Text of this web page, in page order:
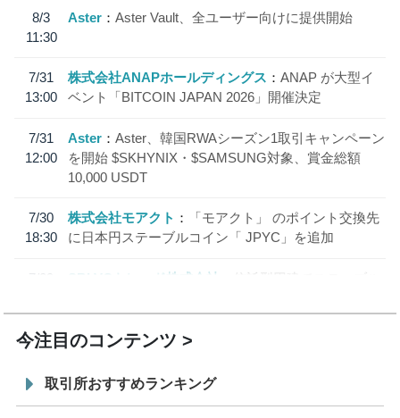
8/3
11:30
Aster Aster Vault、全ユーザー向けに提供開始
7/31
13:00
株式会社ANAPホールディングス
ANAP が大型イ
ベント「BITCOIN JAPAN 2026」開催決定
7/31
12:00
Aster
Aster、韓国RWAシーズン1取引キャンペーン
を開始 $SKHYNIX・$SAMSUNG対象、賞金総額
10,000 USDT
7/30
18:30
株式会社モアクト
「モアクト」 のポイント交換先
に日本円ステーブルコイン「 JPYC」を追加
7/29
SBI VCトレード株式会社
信託型円建てステーブル
今注目のコンテンツ
取引所おすすめランキング